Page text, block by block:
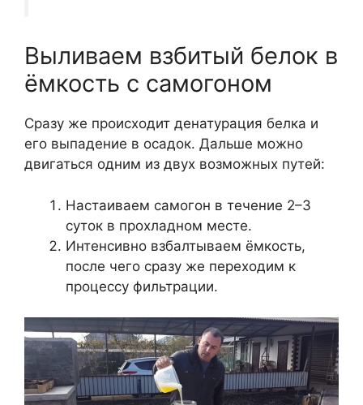
Выливаем взбитый белок в
ёмкость с самогоном
Сразу же происходит денатурация белка и
его выпадение в осадок. Дальше можно
двигаться одним из двух возможных путей:
Настаиваем самогон в течение 2–3
суток в прохладном месте.
Интенсивно взбалтываем ёмкость,
после чего сразу же переходим к
процессу фильтрации.